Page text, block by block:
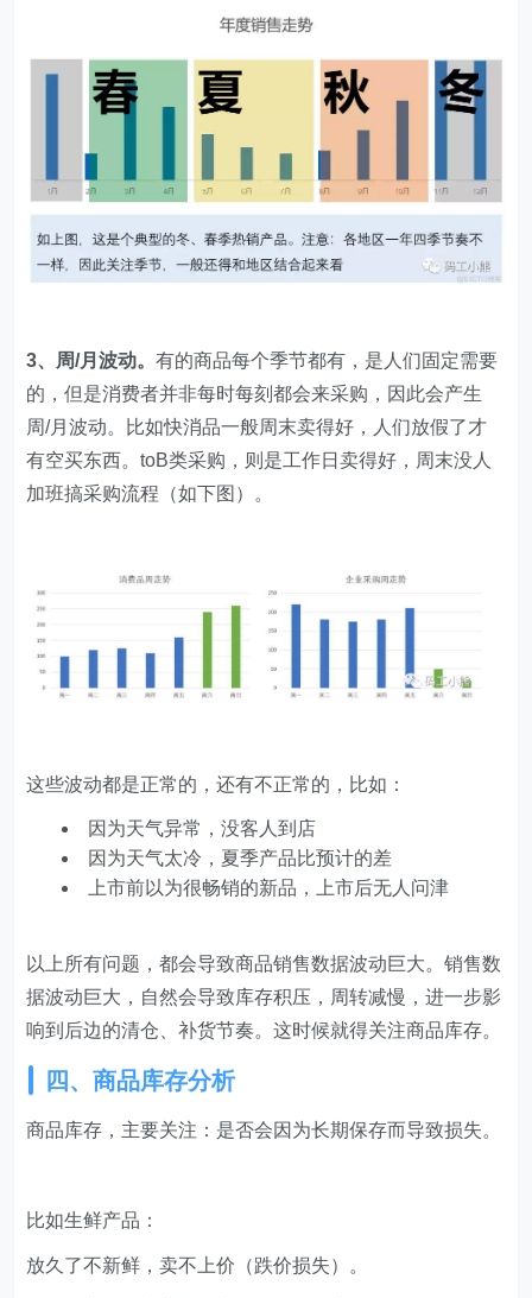
3、周/月波动。有的商品每个季节都有，是人们固定需要
的，但是消费者并非每时每刻都会来采购，因此会产生
周/月波动。比如快消品一般周末卖得好，人们放假了才
有空买东西。toB类采购，则是工作日卖得好，周末没人
加班搞采购流程（如下图）。
这些波动都是正常的，还有不正常的，比如：
因为天气异常，没客人到店
因为天气太冷，夏季产品比预计的差
上市前以为很畅销的新品，上市后无人问津
以上所有问题，都会导致商品销售数据波动巨大。销售数
据波动巨大，自然会导致库存积压，周转减慢，进一步影
响到后边的清仓、补货节奏。这时候就得关注商品库存。
四、商品库存分析
商品库存，主要关注：是否会因为长期保存而导致损失。
比如生鲜产品：
放久了不新鲜，卖不上价（跌价损失）。